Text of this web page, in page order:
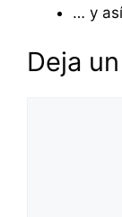
… y
Deja